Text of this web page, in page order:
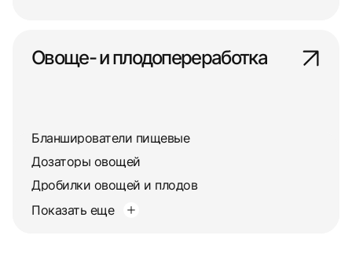
Овоще- и плодопереработка
Бланширователи пищевые
Дозаторы овощей
Дробилки овощей и плодов
Показать еще